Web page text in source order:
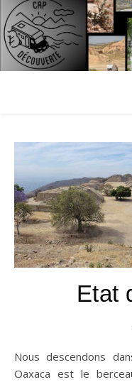
Etat
Nous descendons dans l’état de Oaxaca. La vallée de
Oaxaca est le